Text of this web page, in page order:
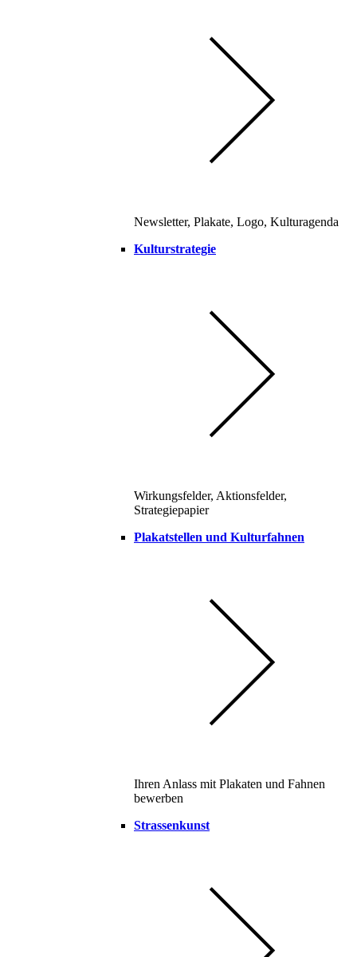
Newsletter, Plakate, Logo, Kulturagenda
Kulturstrategie
Wirkungsfelder, Aktionsfelder,
Strategiepapier
Plakatstellen und Kulturfahnen
Ihren Anlass mit Plakaten und Fahnen
bewerben
Strassenkunst